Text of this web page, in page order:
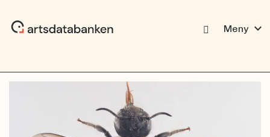
Meny expand_more